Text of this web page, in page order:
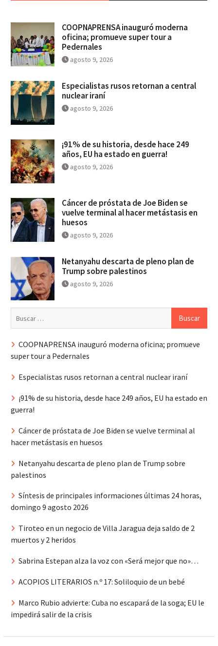
COOPNAPRENSA inauguró moderna
oficina; promueve super tour a
Pedernales
agosto 9, 2026
Especialistas rusos retornan a central
nuclear iraní
agosto 9, 2026
¡91% de su historia, desde hace 249
años, EU ha estado en guerra!
agosto 9, 2026
Cáncer de próstata de Joe Biden se
vuelve terminal al hacer metástasis en
huesos
agosto 9, 2026
Netanyahu descarta de pleno plan de
Trump sobre palestinos
agosto 9, 2026
COOPNAPRENSA inauguró moderna oficina; promueve
super tour a Pedernales
Especialistas rusos retornan a central nuclear iraní
¡91% de su historia, desde hace 249 años, EU ha estado en
guerra!
Cáncer de próstata de Joe Biden se vuelve terminal al
hacer metástasis en huesos
Netanyahu descarta de pleno plan de Trump sobre
palestinos
Síntesis de principales informaciones últimas 24 horas,
domingo 9 agosto 2026
Tiroteo en un negocio de Villa Jaragua deja saldo de 2
muertos y 2 heridos
Sabrina Estepan alza la voz con «Será mejor que no»…
ACOPIOS LITERARIOS n.º 17: Soliloquio de un bebé
Marco Rubio advierte: Cuba no escapará de la soga; EU le
impedirá salir de la crisis